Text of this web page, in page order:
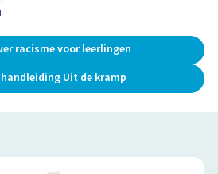
racisme voor leerlingen
Uit de kramp